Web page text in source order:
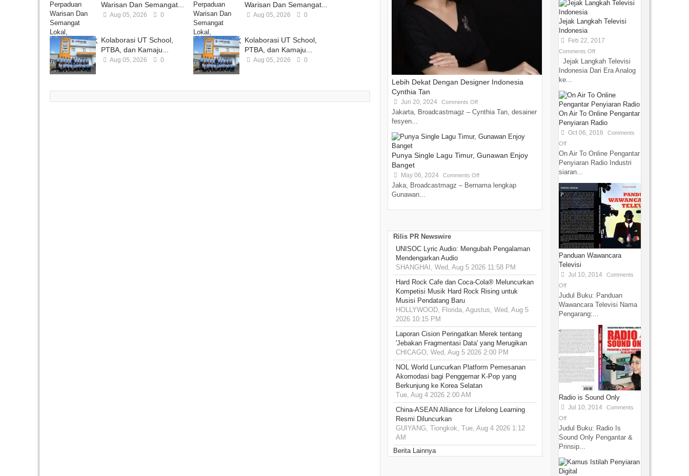
Warisan Dan Semangat...
Aug 05, 2026 0
Kolaborasi UT School,
PTBA, dan Kamaju...
Aug 05, 2026 0
Warisan Dan Semangat...
Aug 05, 2026 0
Kolaborasi UT School,
PTBA, dan Kamaju...
Aug 05, 2026 0
Lebih Dekat Dengan Designer Indonesia
Cynthia Tan
Jun 20, 2024 Comments Off
Jakarta, Broadcastmagz – Cynthia Tan, desainer
fesyen...
Punya Single Lagu Timur, Gunawan Enjoy
Banget
May 06, 2024 Comments Off
Jaka, Broadcastmagz – Bernama lengkap
Gunawan...
Rilis PR Newswire
UNISOC Lyric Audio: Mengubah Pengalaman
Mendengarkan Audio
SHANGHAI, Wed, Aug 5 2026 11:58 PM
Hard Rock Cafe dan Coca-Cola® Meluncurkan
Kompetisi Musik Hard Rock Rising untuk
Musisi Pendatang Baru
HOLLYWOOD, Florida, Agustus, Wed, Aug 5
2026 10:15 PM
Laporan Cision Peringatkan Merek tentang
'Jebakan Fragmentasi Data' yang Merugikan
CHICAGO, Wed, Aug 5 2026 2:00 PM
NOL World Luncurkan Platform Pemesanan
Akomodasi bagi Penggemar K-Pop yang
Berkunjung ke Korea Selatan
Tue, Aug 4 2026 2:00 AM
China-ASEAN Alliance for Lifelong Learning
Resmi Diluncurkan
GUIYANG, Tiongkok, Tue, Aug 4 2026 1:12
AM
Berita Lainnya
Jejak Langkah Televisi
Indonesia
Feb 22, 2017
Comments Off
Jejak Langkah Televisi
Indonesia Dari Era Analog
ke...
On Air To Online Pengantar
Penyiaran Radio
Oct 06, 2016
Comments
Off
On Air To Online Pengantar
Penyiaran Radio Industri
siaran...
Panduan Wawancara
Televisi
Jul 10, 2014
Comments
Off
Judul Buku: Panduan
Wawancara Televisi Nama
Pengarang:...
Radio is Sound Only
Jul 10, 2014
Comments
Off
Judul Buku: Radio Is
Sound Only Pengantar &
Prinsip...